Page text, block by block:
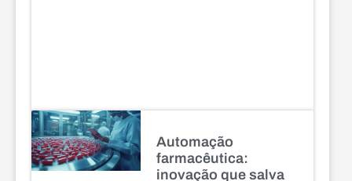
Automação
farmacêutica:
inovação que salva